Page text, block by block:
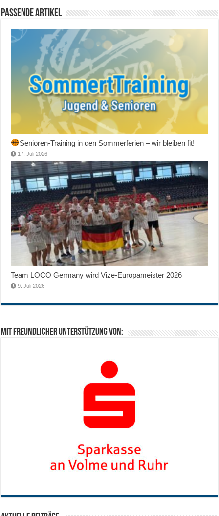
Passende Artikel
Senioren-Training in den Sommerferien – wir bleiben fit!
17. Juli 2026
Team LOCO Germany wird Vize-Europameister 2026
9. Juli 2026
Mit freundlicher Unterstützung von: